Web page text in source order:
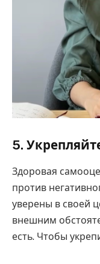
5.
Здоровая
против
уверены в своей
внешним
есть. Чтобы